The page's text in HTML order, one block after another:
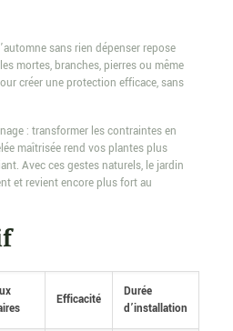
sans rien dépenser repose
mortes, branches, pierres ou même
créer une protection efficace, sans
: transformer les contraintes en
maîtrisée rend vos plantes plus
Avec ces gestes naturels, le jardin
et revient encore plus fort au
Efficacité
Durée
d’installation